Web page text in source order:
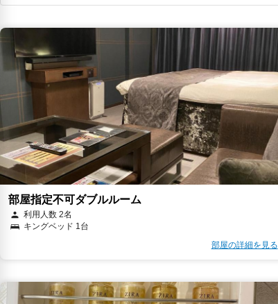
部屋指定不可ダブルルーム
利用人数 2名
キングベッド 1台
部屋の詳細を見る